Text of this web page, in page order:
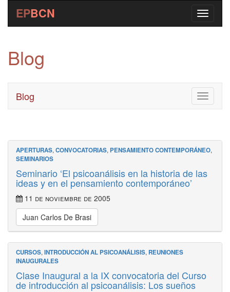
EPBCN
Blog
Toggle
Blog
APERTURAS, CONVOCATORIAS, PENSAMIENTO CONTEMPORÁNEO,
SEMINARIOS
Seminario ‘El psicoanálisis en la historia de las
ideas y en el pensamiento contemporáneo’
11 de noviembre de 2005
Juan Carlos De Brasi
CURSOS, INTRODUCCIÓN AL PSICOANÁLISIS, REUNIONES
INAUGURALES
Clase Inaugural a la IX convocatoria del Curso
de introducción al psicoanálisis: Los sueños